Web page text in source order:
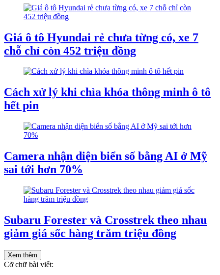
Giá ô tô Hyundai rẻ chưa từng có, xe 7
chỗ chỉ còn 452 triệu đồng
Cách xử lý khi chìa khóa thông minh ô tô
hết pin
Camera nhận diện biển số bằng AI ở Mỹ
sai tới hơn 70%
Subaru Forester và Crosstrek theo nhau
giảm giá sốc hàng trăm triệu đồng
Xem thêm
Cỡ chữ bài viết: